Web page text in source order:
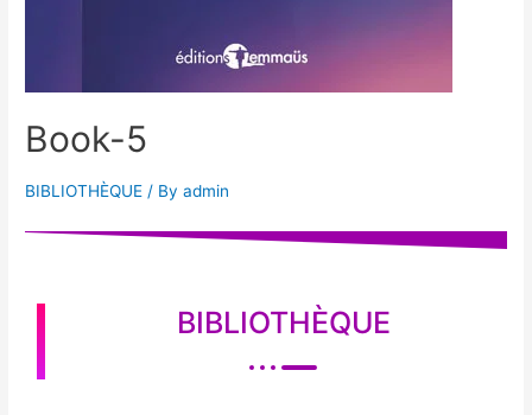
Book-5
BIBLIOTHÈQUE / Byadmin
BIBLIOTHÈQUE